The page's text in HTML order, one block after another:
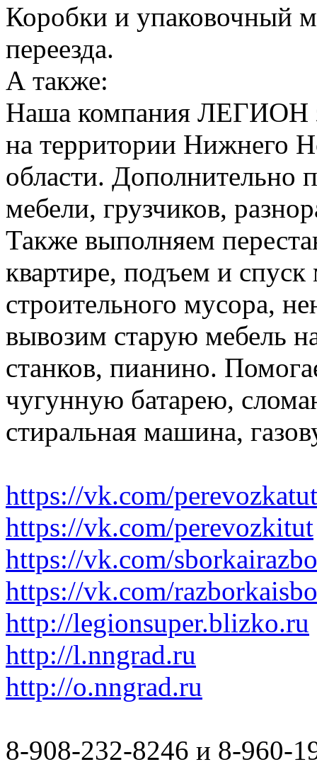
Коробки и упаковочный
переезда.
А также:
Наша компания ЛЕГИОН
на территории Нижнего
области. Дополнительно
мебели, грузчиков,
Также выполняем
квартире, подъем и спуск
строительного мусора,
вывозим старую мебель
станков, пианино.
чугунную батарею,
стиральная машина,
https://vk.com/perevozkatut
https://vk.com/perevozkitut
https://vk.com/
https://vk.com/
http://legionsuper.blizko.ru
http://l.nngrad.ru
http://o.nngrad.ru
8-908-232-8246 и 8-960-